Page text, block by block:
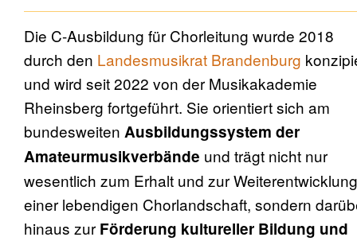
Die C-Ausbildung für Chorleitung wurde 2018
durch den Landesmusikrat Brandenburg
und wird seit 2022 von der Musikakademie
Rheinsberg fortgeführt. Sie orientiert sich am
bundesweiten Ausbildungssystem der
Amateurmusikverbände und trägt nicht nur
wesentlich zum Erhalt und zur Weiterentwicklung
einer lebendigen Chorlandschaft, sondern
hinaus zur Förderung kultureller Bildung und